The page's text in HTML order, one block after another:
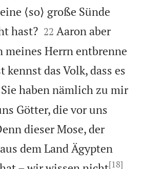
⟨so⟩ große Sünde
hast?
22 Aaron aber
meines Herrn entbrenne
kennst das Volk, dass es
Sie haben nämlich zu mir
Götter, die vor uns
dieser Mose, der
dem Land Ägypten
[18]